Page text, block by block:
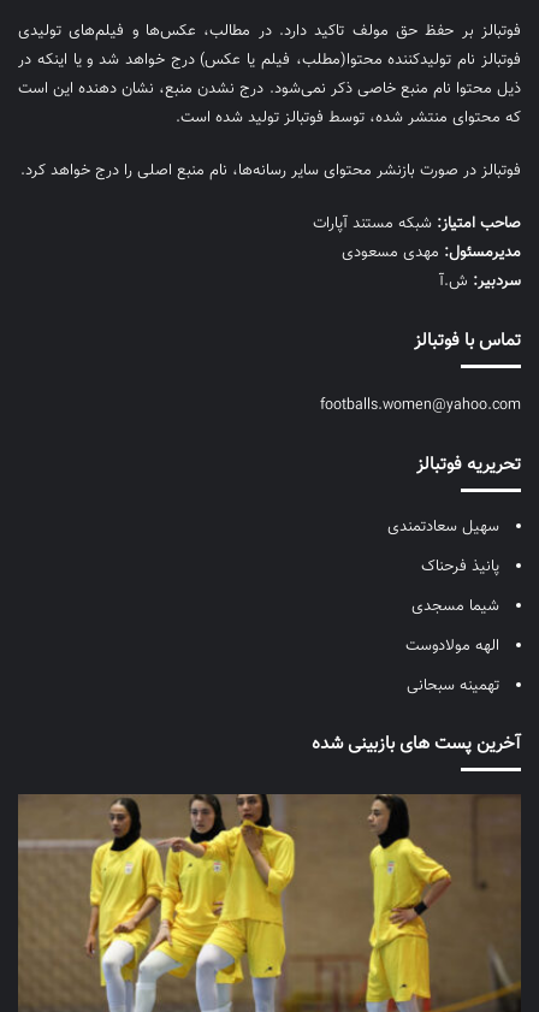
فوتبالز بر حفظ حق مولف تاکید دارد. در مطالب، عکس‌ها و فیلم‌های تولیدی
فوتبالز نام تولیدکننده محتوا(مطلب، فیلم یا عکس) درج خواهد شد و یا اینکه در
ذیل محتوا نام منبع خاصی ذکر نمی‌‎شود. درج نشدن منبع، نشان دهنده این است
که محتوای منتشر شده، توسط فوتبالز تولید شده است.
فوتبالز در صورت بازنشر محتوای سایر رسانه‌ها، نام منبع اصلی را درج خواهد کرد.
صاحب امتیاز: شبکه مستند آپارات
مديرمسئول: مهدی مسعودی
سردبیر: ش.آ
تماس با فوتبالز
footballs.women@yahoo.com
تحریریه فوتبالز
سهیل سعادتمندی
پانیذ فرحناک
شیما مسجدی
الهه مولادوست
تهمینه سبحانی
آخرین پست های بازبینی شده